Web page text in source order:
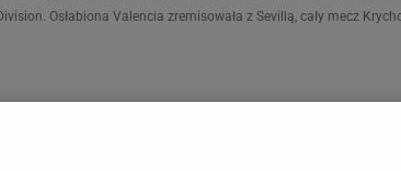
Osłabiona Valencia zremisowała z Sevillą, cały mecz